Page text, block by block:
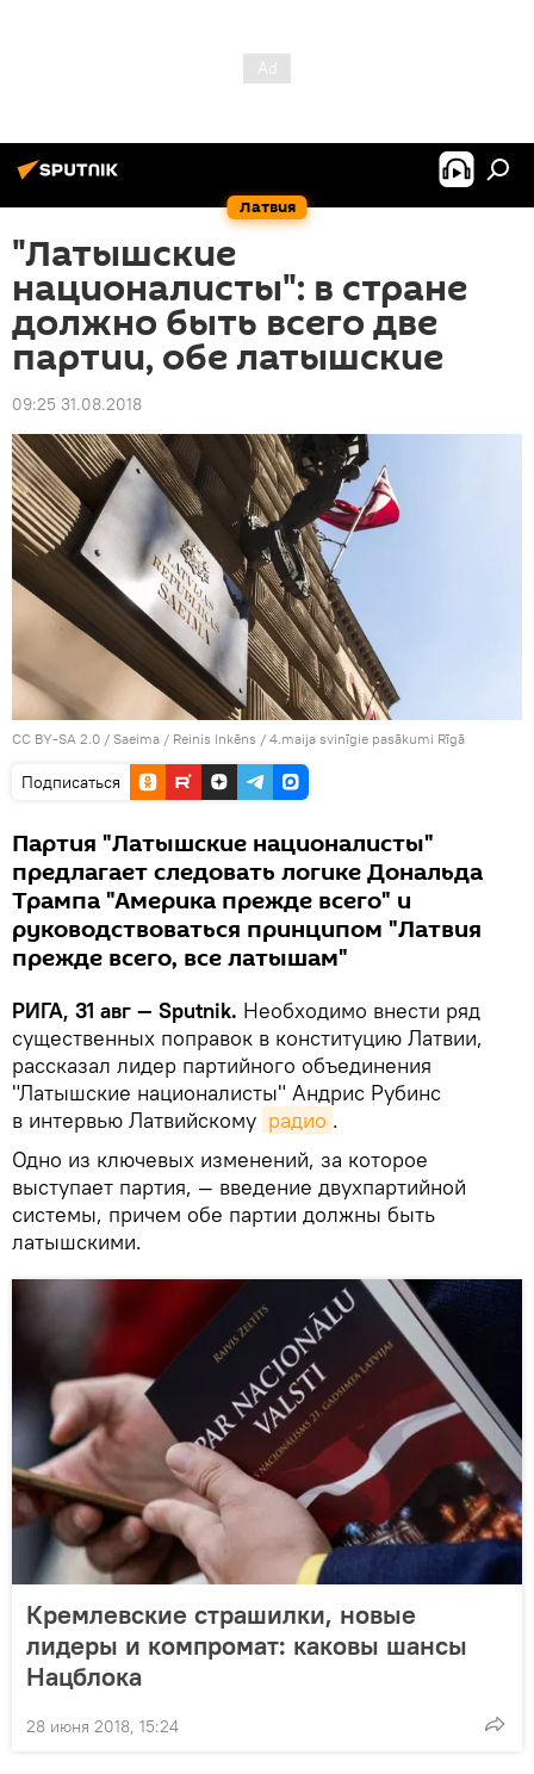
Латвия
"Латышские
националисты": в стране
должно быть всего две
партии, обе латышские
09:25 31.08.2018
CC BY-SA 2.0 / Saeima / Reinis Inkēns / 4.maija svinīgie pasākumi Rīgā
Подписаться
Партия "Латышские националисты"
предлагает следовать логике Дональда
Трампа "Америка прежде всего" и
руководствоваться принципом "Латвия
прежде всего, все латышам"
РИГА, 31 авг — Sputnik. Необходимо внести ряд
существенных поправок в конституцию Латвии,
рассказал лидер партийного объединения
"Латышские националисты" Андрис Рубинс
в интервью Латвийскому радио .
Одно из ключевых изменений, за которое
выступает партия, — введение двухпартийной
системы, причем обе партии должны быть
латышскими.
Кремлевские страшилки, новые
лидеры и компромат: каковы шансы
Нацблока
28 июня 2018, 15:24